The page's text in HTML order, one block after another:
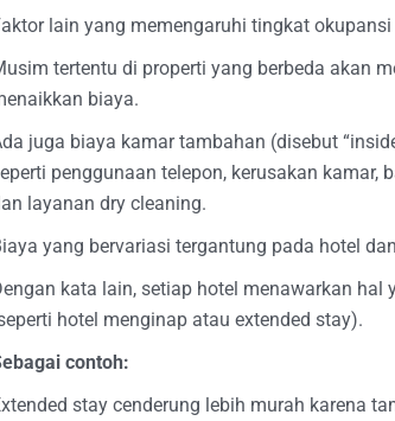
lain yang memengaruhi tingkat
tertentu di properti yang berbeda akan
biaya.
juga biaya kamar tambahan (disebut
penggunaan telepon, kerusakan
layanan dry cleaning.
yang bervariasi tergantung pada hotel
kata lain, setiap hotel menawarkan hal
hotel menginap atau extended stay).
contoh:
stay cenderung lebih murah karena